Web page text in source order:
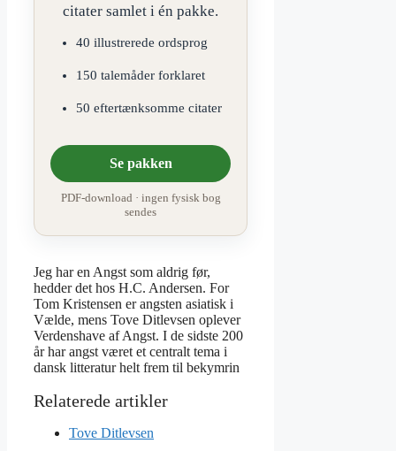
citater samlet i én pakke.
40 illustrerede ordsprog
150 talemåder forklaret
50 eftertænksomme citater
Se pakken
PDF-download · ingen fysisk bog
sendes
Jeg har en Angst som aldrig før,
hedder det hos H.C. Andersen. For
Tom Kristensen er angsten asiatisk i
Vælde, mens Tove Ditlevsen oplever
Verdenshave af Angst. I de sidste 200
år har angst været et centralt tema i
dansk litteratur helt frem til bekymrin
Tove Ditlevsen